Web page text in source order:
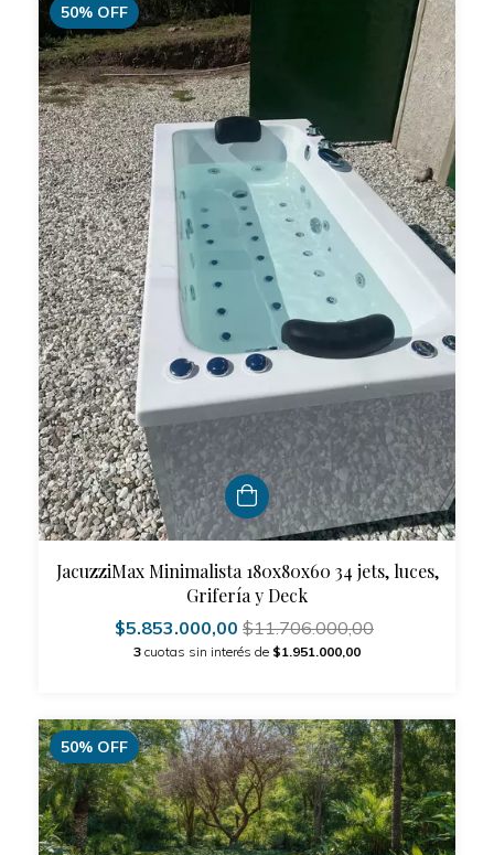
50% OFF
JacuzziMax Minimalista 180x80x60 34 jets, luces,
Grifería y Deck
$5.853.000,00 $11.706.000,00
3 cuotas sin interés de $1.951.000,00
50% OFF